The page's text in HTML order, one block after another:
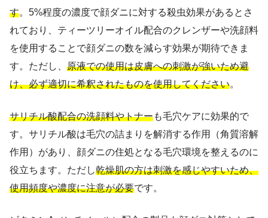
す。5%程度の濃度で顔ダニに対する殺虫効果があるとさ
れており、ティーツリーオイル配合のクレンザーや洗顔料
を使用することで顔ダニの数を減らす効果が期待できま
す。ただし、 原液での使用は皮膚への刺激が強いため避
け、必ず適切に希釈されたものを使用してください。
サリチル酸配合の洗顔料やトナーも毛穴ケアに効果的で
す。サリチル酸は毛穴の詰まりを解消する作用（角質溶解
作用）があり、顔ダニの住処となる毛穴環境を整えるのに
役立ちます。ただし乾燥肌の方は刺激を感じやすいため、
使用頻度や濃度に注意が必要です。